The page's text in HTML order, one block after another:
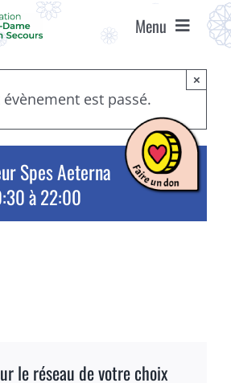
Menu
évènement est passé.
×
Spes Aeterna
à22:00
le réseau de votre choix